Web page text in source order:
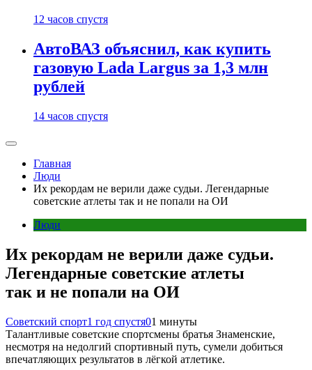
12 часов спустя
АвтоВАЗ объяснил, как купить
газовую Lada Largus за 1,3 млн
рублей
14 часов спустя
Главная
Люди
Их рекордам не верили даже судьи. Легендарные
советские атлеты так и не попали на ОИ
Люди
Их рекордам не верили даже судьи.
Легендарные советские атлеты
так и не попали на ОИ
Советский спорт1 год спустя01 минуты
Талантливые советские спортсмены братья Знаменские,
несмотря на недолгий спортивный путь, сумели добиться
впечатляющих результатов в лёгкой атлетике.